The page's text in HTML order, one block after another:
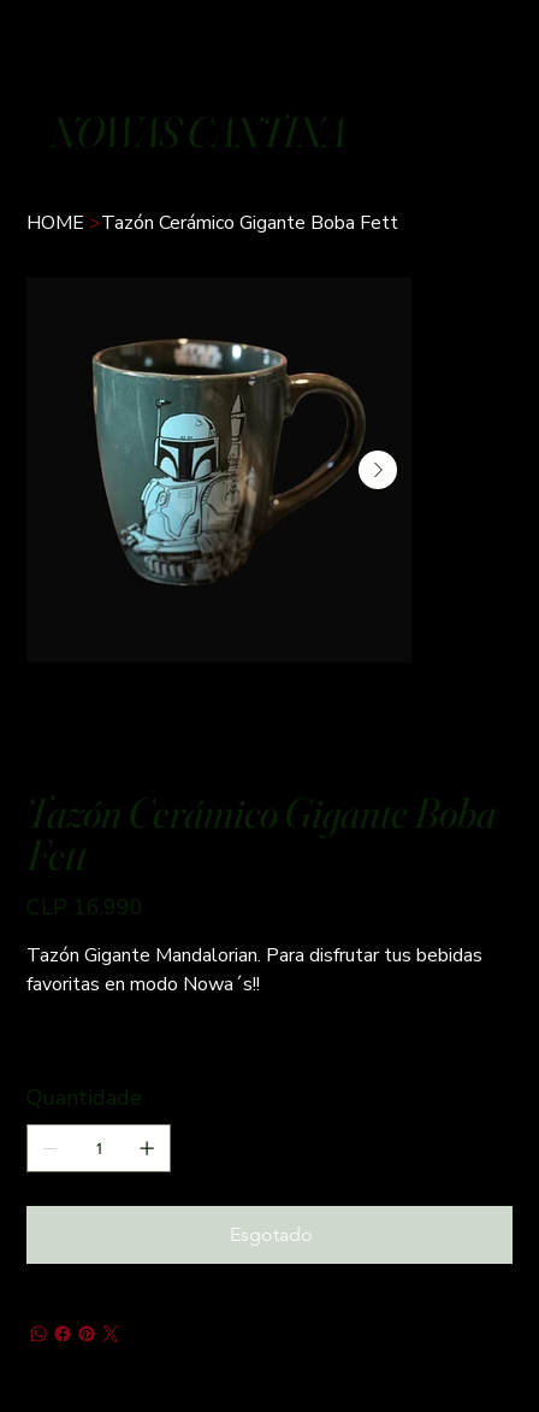
NOWAS CANTINA
HOME >Tazón Cerámico Gigante Boba Fett
Tazón Cerámico Gigante Boba
Fett
Preço
CLP 16.990
Tazón Gigante Mandalorian. Para disfrutar tus bebidas
favoritas en modo Nowa´s!!
Quantidade
Esgotado